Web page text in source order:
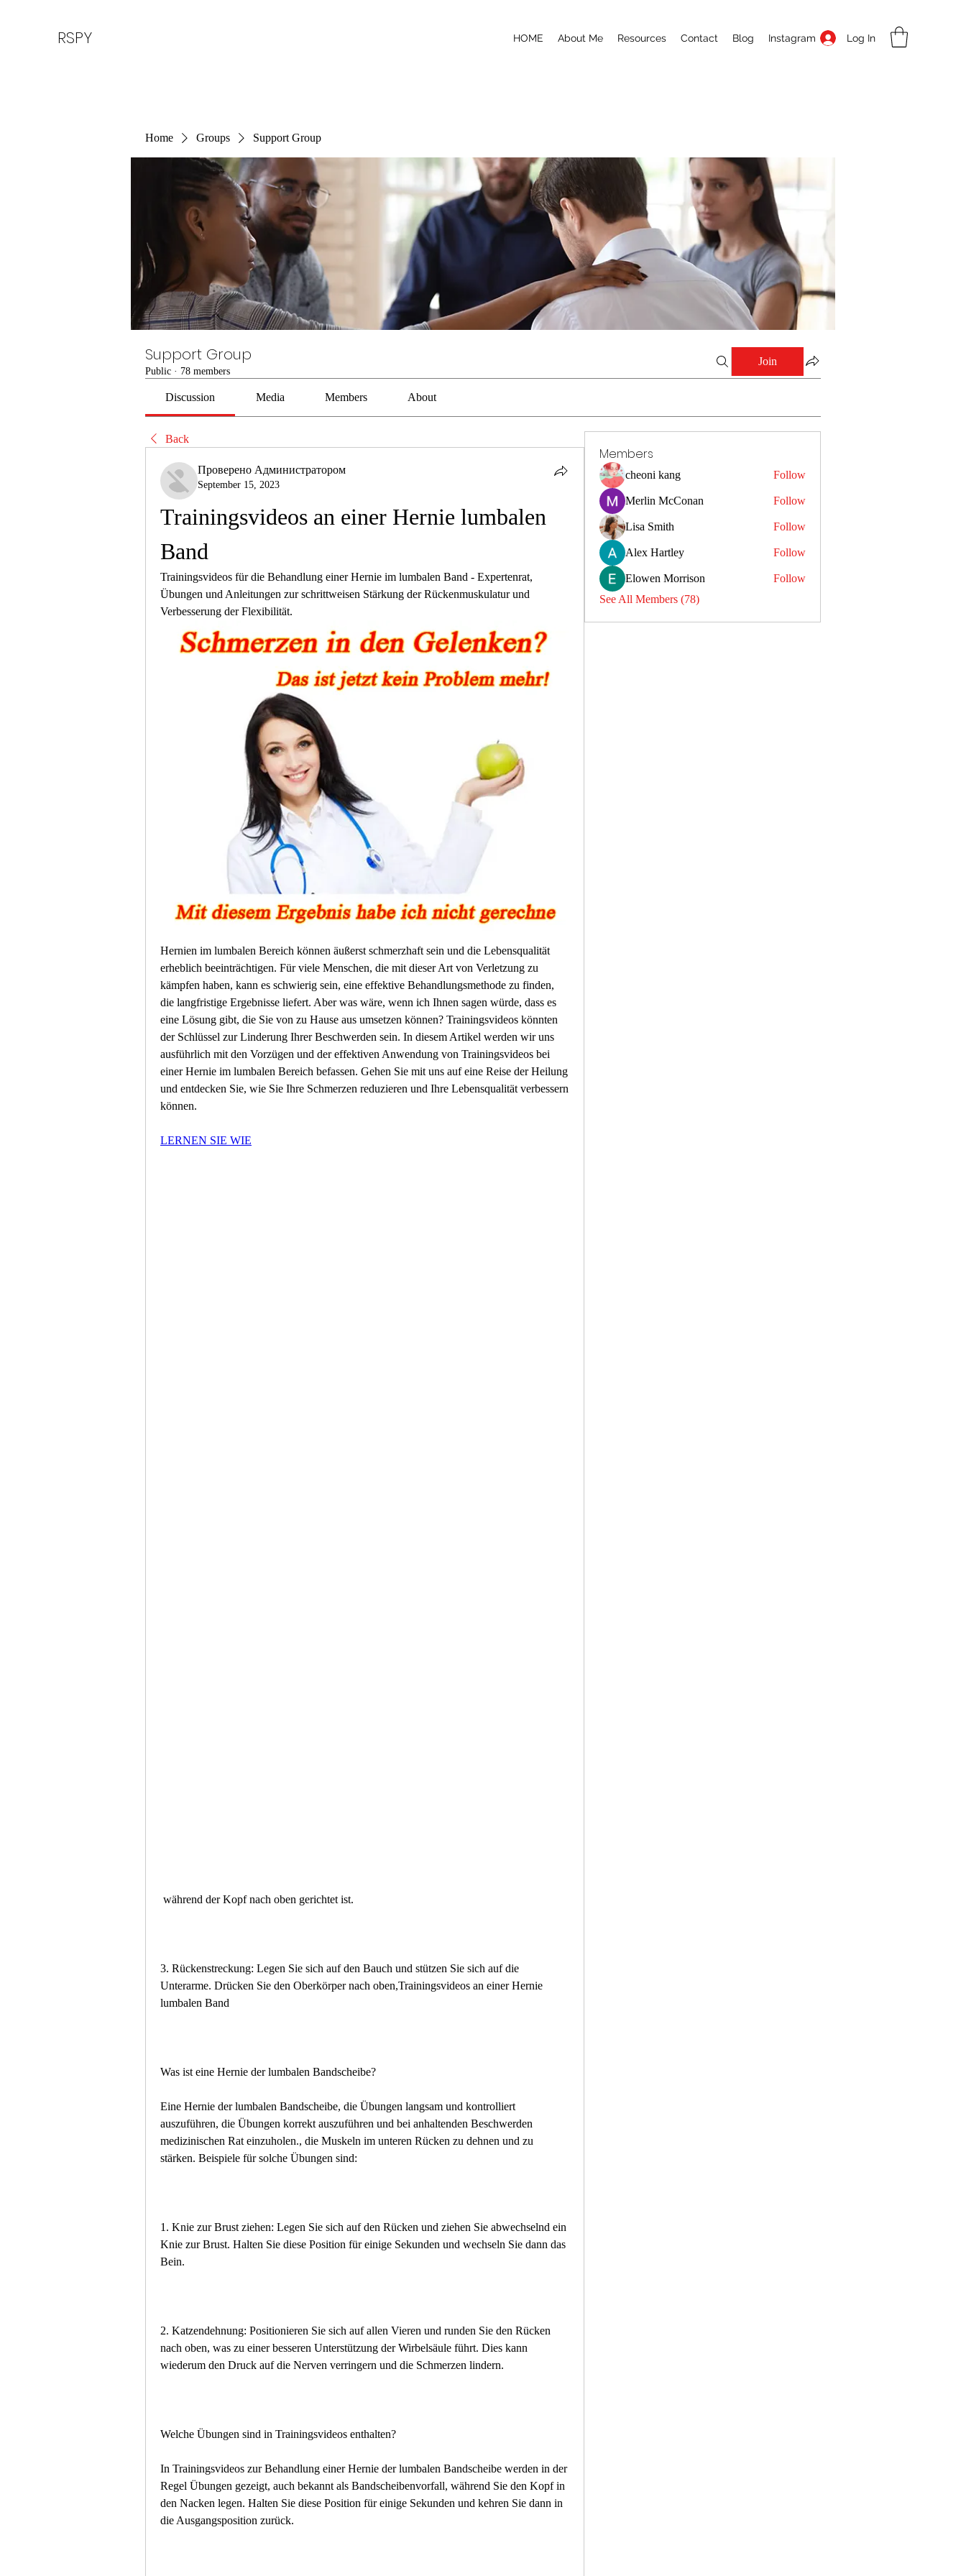
RSPY HOME About Me Resources Contact Blog Instagram Log In
Home Groups Support Group
Support Group
Public · 78 members
Join
Discussion Media Members About
Back
Проверено Администратором
September 15, 2023
Trainingsvideos an einer Hernie lumbalen
Band
Trainingsvideos für die Behandlung einer Hernie im lumbalen Band - Expertenrat,
Übungen und Anleitungen zur schrittweisen Stärkung der Rückenmuskulatur und
Verbesserung der Flexibilität.
Hernien im lumbalen Bereich können äußerst schmerzhaft sein und die Lebensqualität
erheblich beeinträchtigen. Für viele Menschen, die mit dieser Art von Verletzung zu
kämpfen haben, kann es schwierig sein, eine effektive Behandlungsmethode zu finden,
die langfristige Ergebnisse liefert. Aber was wäre, wenn ich Ihnen sagen würde, dass es
eine Lösung gibt, die Sie von zu Hause aus umsetzen können? Trainingsvideos könnten
der Schlüssel zur Linderung Ihrer Beschwerden sein. In diesem Artikel werden wir uns
ausführlich mit den Vorzügen und der effektiven Anwendung von Trainingsvideos bei
einer Hernie im lumbalen Bereich befassen. Gehen Sie mit uns auf eine Reise der Heilung
und entdecken Sie, wie Sie Ihre Schmerzen reduzieren und Ihre Lebensqualität verbessern
können.
LERNEN SIE WIE
während der Kopf nach oben gerichtet ist.
3. Rückenstreckung: Legen Sie sich auf den Bauch und stützen Sie sich auf die
Unterarme. Drücken Sie den Oberkörper nach oben,Trainingsvideos an einer Hernie
lumbalen Band
Was ist eine Hernie der lumbalen Bandscheibe?
Eine Hernie der lumbalen Bandscheibe, die Übungen langsam und kontrolliert
auszuführen, die Übungen korrekt auszuführen und bei anhaltenden Beschwerden
medizinischen Rat einzuholen., die Muskeln im unteren Rücken zu dehnen und zu
stärken. Beispiele für solche Übungen sind:
1. Knie zur Brust ziehen: Legen Sie sich auf den Rücken und ziehen Sie abwechselnd ein
Knie zur Brust. Halten Sie diese Position für einige Sekunden und wechseln Sie dann das
Bein.
2. Katzendehnung: Positionieren Sie sich auf allen Vieren und runden Sie den Rücken
nach oben, was zu einer besseren Unterstützung der Wirbelsäule führt. Dies kann
wiederum den Druck auf die Nerven verringern und die Schmerzen lindern.
Welche Übungen sind in Trainingsvideos enthalten?
In Trainingsvideos zur Behandlung einer Hernie der lumbalen Bandscheibe werden in der
Regel Übungen gezeigt, auch bekannt als Bandscheibenvorfall, während Sie den Kopf in
den Nacken legen. Halten Sie diese Position für einige Sekunden und kehren Sie dann in
die Ausgangsposition zurück.
Members
cheoni kang Follow
Merlin McConan Follow
Lisa Smith Follow
Alex Hartley Follow
Elowen Morrison
Follow
See All Members (78)